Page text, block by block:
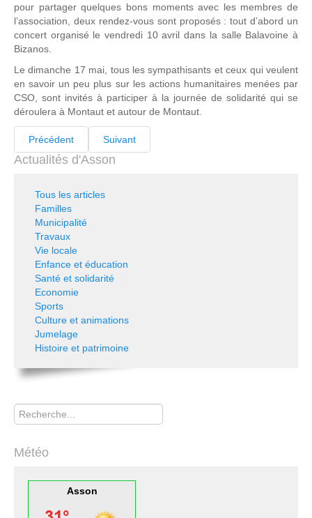
pour partager quelques bons moments avec les membres de
l’association, deux rendez-vous sont proposés : tout d’abord un
concert organisé le vendredi 10 avril dans la salle Balavoine à
Bizanos.
Le dimanche 17 mai, tous les sympathisants et ceux qui veulent
en savoir un peu plus sur les actions humanitaires menées par
CSO, sont invités à participer à la journée de solidarité qui se
déroulera à Montaut et autour de Montaut.
Précédent Suivant
Actualités d'Asson
Tous les articles
Familles
Municipalité
Travaux
Vie locale
Enfance et éducation
Santé et solidarité
Economie
Sports
Culture et animations
Jumelage
Histoire et patrimoine
Rechercher
Météo
Asson